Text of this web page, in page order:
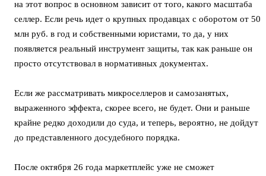
на этот вопрос в основном зависит от того, какого масштаба
селлер. Если речь идет о крупных продавцах с оборотом от 50
млн руб. в год и собственными юристами, то да, у них
появляется реальный инструмент защиты, так как раньше он
просто отсутствовал в нормативных документах.
Если же рассматривать микроселлеров и самозанятых,
выраженного эффекта, скорее всего, не будет. Они и раньше
крайне редко доходили до суда, и теперь, вероятно, не дойдут
до представленного досудебного порядка.
После октября 26 года маркетплейс уже не сможет